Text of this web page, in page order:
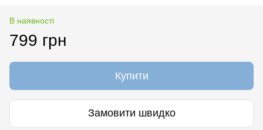
В наявності
799 грн
Купити
Замовити швидко